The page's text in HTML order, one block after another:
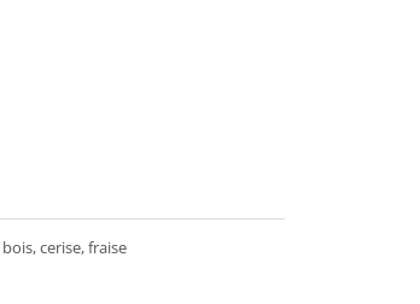
bois,cerise,fraise